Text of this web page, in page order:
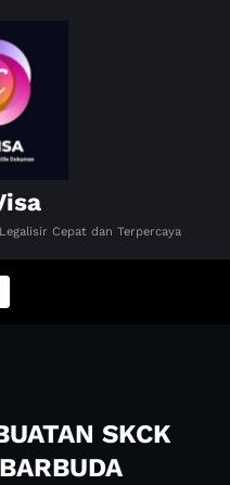
Cepat dan Terpercaya
SKCK